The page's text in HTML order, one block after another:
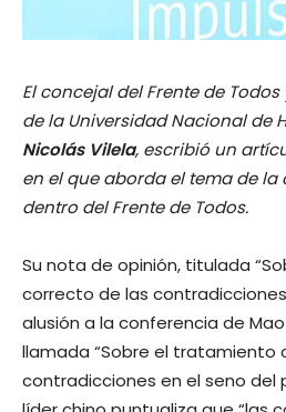
El concejal del Frente de
de la Universidad Nacional de
Nicolás Vilela, escribió un
en el que aborda el tema de
dentro del Frente de Todos.
Su nota de opinión, titulada
correcto de las contradicciones
alusión a la conferencia de Mao
llamada “Sobre el tratamiento
contradicciones en el seno del